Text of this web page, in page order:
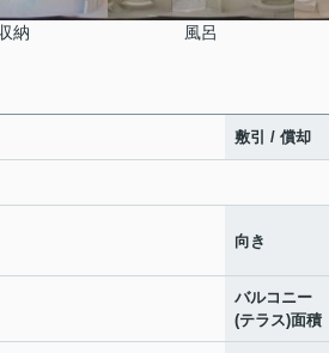
納 風呂
敷引 / 償却
向き
バルコニー
(テラス)面積